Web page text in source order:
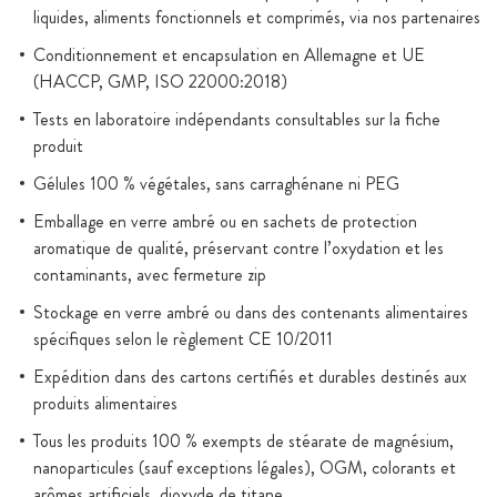
liquides, aliments fonctionnels et comprimés, via nos partenaires
Conditionnement et encapsulation en Allemagne et UE
(HACCP, GMP, ISO 22000:2018)
Tests en laboratoire indépendants consultables sur la fiche
produit
Gélules 100 % végétales, sans carraghénane ni PEG
Emballage en verre ambré ou en sachets de protection
aromatique de qualité, préservant contre l’oxydation et les
contaminants, avec fermeture zip
Stockage en verre ambré ou dans des contenants alimentaires
spécifiques selon le règlement CE 10/2011
Expédition dans des cartons certifiés et durables destinés aux
produits alimentaires
Tous les produits 100 % exempts de stéarate de magnésium,
nanoparticules (sauf exceptions légales), OGM, colorants et